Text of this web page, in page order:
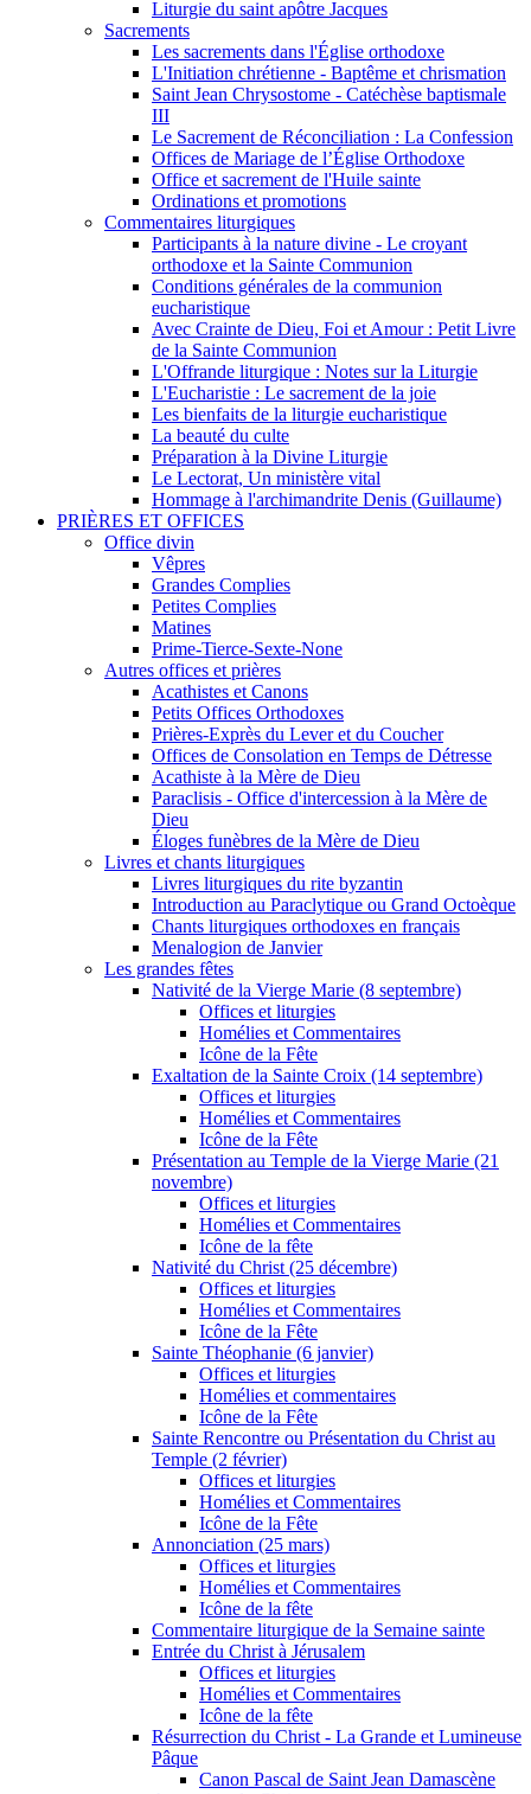
Liturgie du saint apôtre Jacques
Sacrements
Les sacrements dans l'Église orthodoxe
L'Initiation chrétienne - Baptême et chrismation
Saint Jean Chrysostome - Catéchèse baptismale
III
Le Sacrement de Réconciliation : La Confession
Offices de Mariage de l’Église Orthodoxe
Office et sacrement de l'Huile sainte
Ordinations et promotions
Commentaires liturgiques
Participants à la nature divine - Le croyant
orthodoxe et la Sainte Communion
Conditions générales de la communion
eucharistique
Avec Crainte de Dieu, Foi et Amour : Petit Livre
de la Sainte Communion
L'Offrande liturgique : Notes sur la Liturgie
L'Eucharistie : Le sacrement de la joie
Les bienfaits de la liturgie eucharistique
La beauté du culte
Préparation à la Divine Liturgie
Le Lectorat, Un ministère vital
Hommage à l'archimandrite Denis (Guillaume)
PRIÈRES ET OFFICES
Office divin
Vêpres
Grandes Complies
Petites Complies
Matines
Prime-Tierce-Sexte-None
Autres offices et prières
Acathistes et Canons
Petits Offices Orthodoxes
Prières-Exprès du Lever et du Coucher
Offices de Consolation en Temps de Détresse
Acathiste à la Mère de Dieu
Paraclisis - Office d'intercession à la Mère de
Dieu
Éloges funèbres de la Mère de Dieu
Livres et chants liturgiques
Livres liturgiques du rite byzantin
Introduction au Paraclytique ou Grand Octoèque
Chants liturgiques orthodoxes en français
Menalogion de Janvier
Les grandes fêtes
Nativité de la Vierge Marie (8 septembre)
Offices et liturgies
Homélies et Commentaires
Icône de la Fête
Exaltation de la Sainte Croix (14 septembre)
Offices et liturgies
Homélies et Commentaires
Icône de la Fête
Présentation au Temple de la Vierge Marie (21
novembre)
Offices et liturgies
Homélies et Commentaires
Icône de la fête
Nativité du Christ (25 décembre)
Offices et liturgies
Homélies et Commentaires
Icône de la Fête
Sainte Théophanie (6 janvier)
Offices et liturgies
Homélies et commentaires
Icône de la Fête
Sainte Rencontre ou Présentation du Christ au
Temple (2 février)
Offices et liturgies
Homélies et Commentaires
Icône de la Fête
Annonciation (25 mars)
Offices et liturgies
Homélies et Commentaires
Icône de la fête
Commentaire liturgique de la Semaine sainte
Entrée du Christ à Jérusalem
Offices et liturgies
Homélies et Commentaires
Icône de la fête
Résurrection du Christ - La Grande et Lumineuse
Pâque
Canon Pascal de Saint Jean Damascène